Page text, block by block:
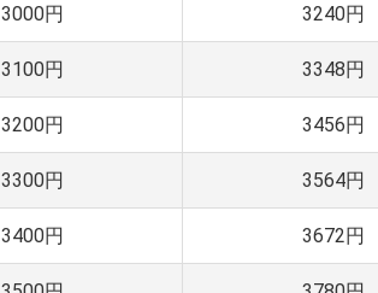
3000円 3240円
3100円 3348円
3200円 3456円
3300円 3564円
3400円 3672円